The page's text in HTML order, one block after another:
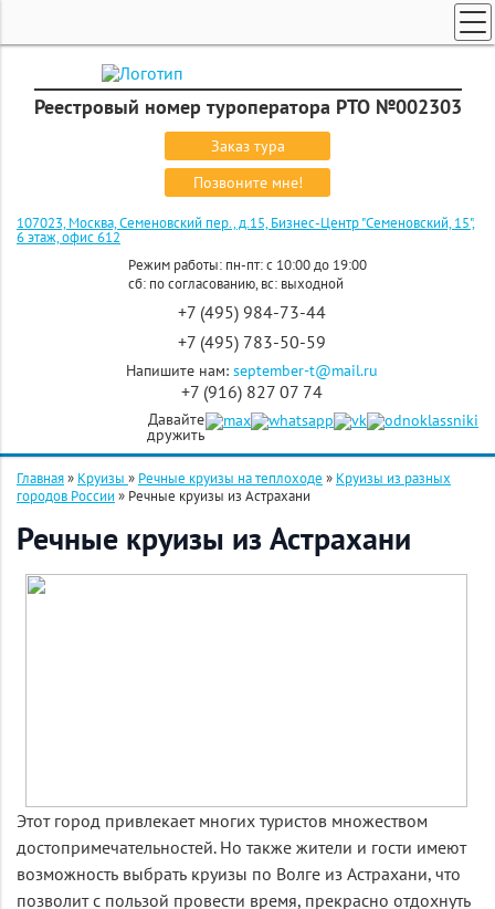
Реестровый номер туроператора РТО №002303
Заказ тура
Позвоните мне!
107023, Москва, Семеновский пер., д.15, Бизнес-Центр "Семеновский, 15",
6 этаж, офис 612
Режим работы: пн-пт: с 10:00 до 19:00
сб: по согласованию, вс: выходной
+7 (495) 984-73-44
+7 (495) 783-50-59
Напишите нам: september-t@mail.ru
+7 (916) 827 07 74
Давайте
дружить
ПОИСК ТУРОВ
ГОРЯЩИЕ ТУРЫ
СТРАНЫ
КРУИЗЫ
ЭКСКУРСИОННЫЕ ТУРЫ
Главная» Круизы » Речные круизы на теплоходе » Круизы из разных
городов России» Речные круизы из Астрахани
Речные круизы из Астрахани
Этот город привлекает многих туристов множеством
достопримечательностей. Но также жители и гости имеют
возможность выбрать круизы по Волге из Астрахани, что
позволит с пользой провести время, прекрасно отдохнуть